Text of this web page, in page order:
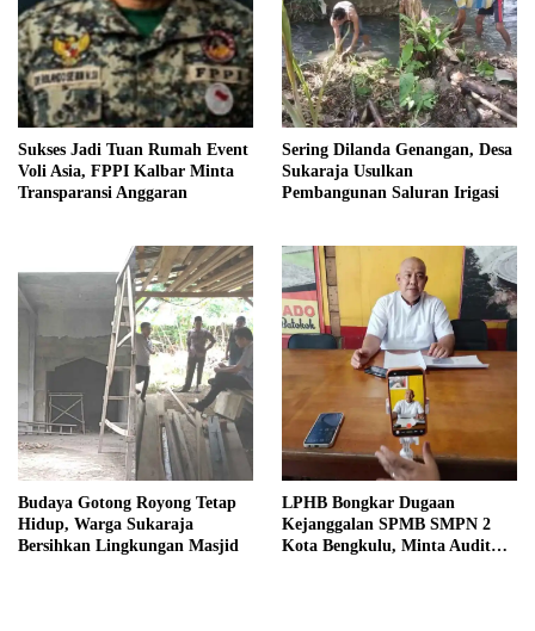
Sukses Jadi Tuan Rumah Event
Voli Asia, FPPI Kalbar Minta
Transparansi Anggaran
Sering Dilanda Genangan, Desa
Sukaraja Usulkan
Pembangunan Saluran Irigasi
Budaya Gotong Royong Tetap
Hidup, Warga Sukaraja
Bersihkan Lingkungan Masjid
LPHB Bongkar Dugaan
Kejanggalan SPMB SMPN 2
Kota Bengkulu, Minta Audit